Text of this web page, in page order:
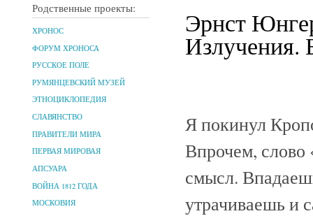
Родственные проекты:
ХРОНОС
ФОРУМ ХРОНОСА
РУССКОЕ ПОЛЕ
РУМЯНЦЕВСКИЙ МУЗЕЙ
ЭТНОЦИКЛОПЕДИЯ
СЛАВЯНСТВО
ПРАВИТЕЛИ МИРА
ПЕРВАЯ МИРОВАЯ
АПСУАРА
ВОЙНА 1812 ГОДА
МОСКОВИЯ
Эрнст
Излучения.
Я покинул
Впрочем, слово
смысл.
утрачиваешь и